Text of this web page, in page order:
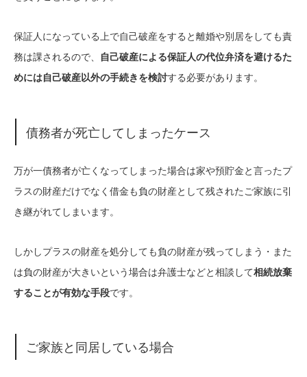
保証人になっている上で自己破産をすると離婚や別居をしても責
務は課されるので、
自己破産による保証人の代位弁済を避けるた
めには自己破産以外の手続きを検討する必要があります。
債務者が死亡してしまったケース
万が一債務者が亡くなってしまった場合は家や預貯金と言ったプ
ラスの財産だけでなく借金も負の財産として残されたご家族に引
き継がれてしまいます。
しかしプラスの財産を処分しても負の財産が残ってしまう・また
は負の財産が大きいという場合は弁護士などと相談して相続放棄
することが有効な手段です。
ご家族と同居している場合